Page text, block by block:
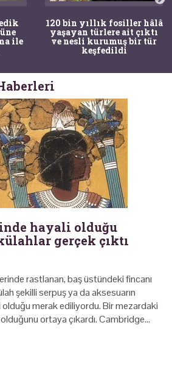
ile
120 bin yıllık fosiller hâlâ
yaşayan türlere ait çıktı
ve nesli kurumuş bir tür
keşfedildi
hayali olduğu
gerçek çıktı
rastlanan, baş üstündeki fincanı
şekilli serpuş ya da aksesuarın
merak ediliyordu. Bir mezardaki
ortaya çıkardı. Cambridge…